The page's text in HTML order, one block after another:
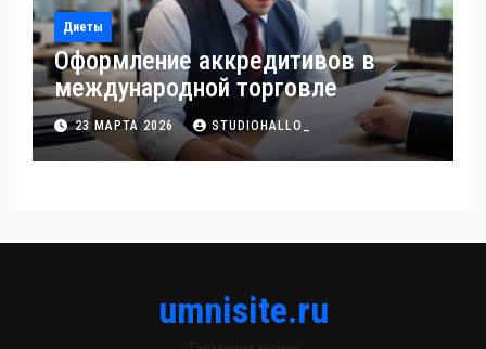
Диеты
Оформление аккредитивов в
международной торговле
23 МАРТА 2026 STUDIOHALLO_
umnisite.ru